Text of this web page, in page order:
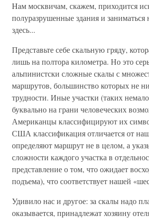
Haм москвичам, скажем, приходится
полуразрушенные здания и заниматься
здесь...
Представьте себе скальную гряду,
лишь на полтора километра. Но это
альпинистски сложные скалы с
маршрутов, большинство которых не
трудности. Иные участки (таких
буквально на грани человеческих
Американцы классифицируют их
США классификация отличается от
определяют маршрут не в целом, а
сложности каждого участка в
представление о том, что ожидает
подъема), что соответствует нашей
Удивило нас и другое: за скалы надо
оказывается, принадлежат хозяину